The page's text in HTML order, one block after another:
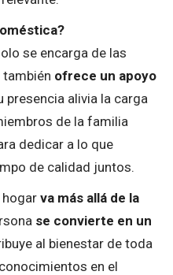
se encarga de las
ofrece un apoyo
presencia alivia la carga
de la familia
dedicar a lo que
de calidad juntos.
hogar va más allá de la
se convierte en un
al bienestar de toda
en el